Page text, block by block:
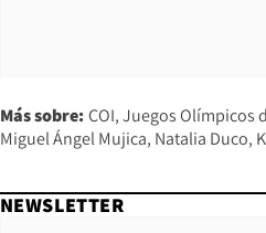
Más sobre: COI Juegos Olímpicos
Miguel Ángel Mujica Natalia Duco
NEWSLETTER